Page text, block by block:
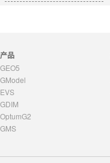
产品
GEO5
GModel
EVS
GDIM
OptumG2
GMS